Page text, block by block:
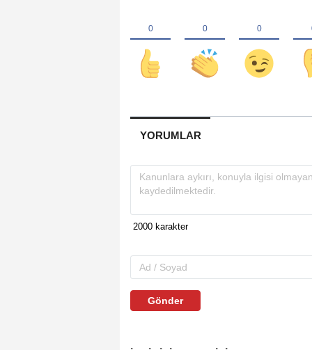
YORUMLAR
Gönder